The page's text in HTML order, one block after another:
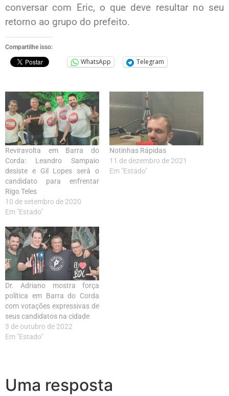
conversar com Eric, o que deve resultar no seu
retorno ao grupo do prefeito.
Compartilhe isso:
WhatsApp Telegram
Reviravolta em Barra do
Corda: Leandro Sampaio
desiste e Gil Lopes será o
candidato para enfrentar
Rigo Teles
10 de setembro de 2020
Em "Estado"
Notinhas Rápidas
11 de dezembro de 2021
Em "Estado"
Dr. Adriano mostra força
política em Barra do Corda
com votações expressivas de
seus candidatos na cidade
3 de outubro de 2022
Em "Estado"
Uma resposta